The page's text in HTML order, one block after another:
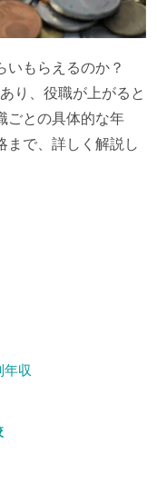
いもらえるのか？
り、役職が上がると
ごとの具体的な年
まで、詳しく解説し
収